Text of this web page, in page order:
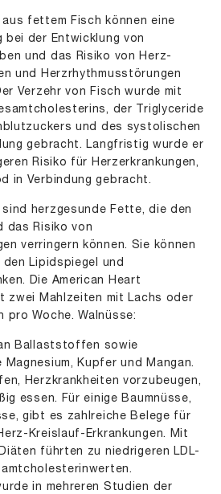
fettem Fisch können eine
bei der Entwicklung von
und das Risiko von Herz-
und Herzrhythmusstörungen
Verzehr von Fisch wurde mit
der Triglyceride
und des systolischen
gebracht. Langfristig wurde er
Risiko für Herzerkrankungen,
in Verbindung gebracht.
herzgesunde Fette, die den
das Risiko von
verringern können. Sie können
Lipidspiegel und
Die American Heart
zwei Mahlzeiten mit Lachs oder
pro Woche. Walnüsse:
Ballaststoffen sowie
Kupfer und Mangan.
Herzkrankheiten vorzubeugen,
essen. Für einige Baumnüsse,
gibt es zahlreiche Belege für
Kreislauf-Erkrankungen. Mit
führten zu niedrigeren LDL-
in mehreren Studien der